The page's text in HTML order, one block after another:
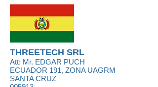
THREETECH SRL
Att: Mr. EDGAR PUCH
ECUADOR 191, ZONA UAGRM
SANTA CRUZ